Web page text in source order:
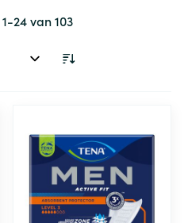
1-24van103